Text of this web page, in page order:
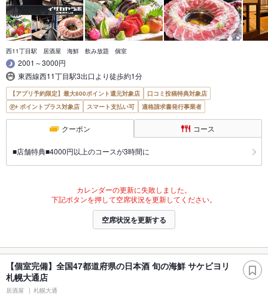
西11丁目駅 居酒屋 海鮮 飲み放題 個室
2001～3000円
東西線西11丁目駅3出口より徒歩約1分
【アプリ予約限定】最大800ポイント還元対象店
口コミ投稿特典対象店
ポイントプラス対象店
スマート支払い可 適格請求書発行事業者
クーポン コース
■店舗特典■4000円以上のコースが3時間に
カレンダーの更新に失敗しました。
下記ボタンを押して空席状況を更新してください。
空席状況を更新する
【個室完備】全国47都道府県の日本酒 旬の海鮮 サケビヨリ
札幌大通店
居酒屋 札幌大通